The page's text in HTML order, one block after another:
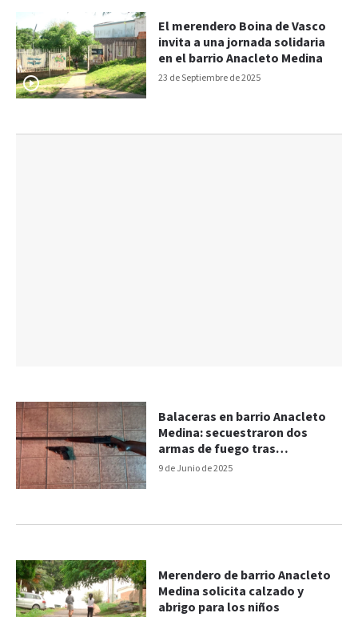
23 de Septiembre de 2025
El merendero Boina de Vasco
invita a una jornada solidaria
en el barrio Anacleto Medina
9 de Junio de 2025
Balaceras en barrio Anacleto
Medina: secuestraron dos
armas de fuego tras
allanamientos
Merendero de barrio Anacleto
Medina solicita calzado y
abrigo para los niños